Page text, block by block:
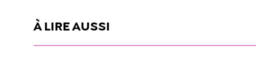
À LIRE AUSSI